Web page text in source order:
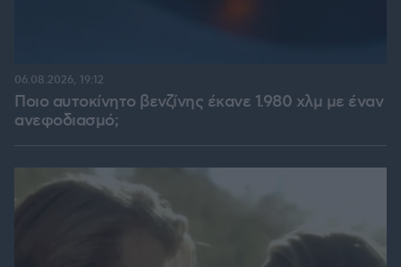
Ποιο αυτοκίνητο βενζίνης έκανε 1.980 χλμ με έναν
ανεφοδιασμό;
06.08.2026, 19:12